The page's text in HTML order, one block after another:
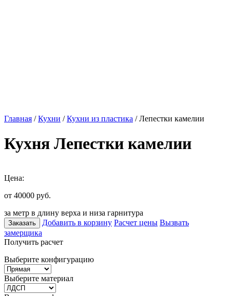
Главная /Кухни /Кухни из пластика / Лепестки камелии
Кухня Лепестки камелии
Цена:
от 40000 руб.
за метр в длину верха и низа гарнитура
Заказать Добавить в корзину Расчет цены Вызвать
замерщика
Получить расчет
Выберите конфигурацию
Выберите материал